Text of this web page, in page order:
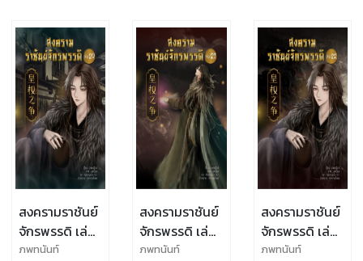
สงครามราชันย์
จักรพรรดิ เล่ม
ที่ 20
ภพทนันท์
สงครามราชันย์
จักรพรรดิ เล่ม
ที่ 21
ภพทนันท์
สงครามราชันย์
จักรพรรดิ เล่ม
ที่ 22
ภพทนันท์